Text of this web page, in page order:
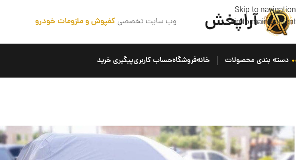
Skip to navigation
Skip to main content
وب سایت تخصصی کفپوش و ملزومات خودرو
دسته بندی محصولات خانهفروشگاهحساب کاربریپیگیری خرید